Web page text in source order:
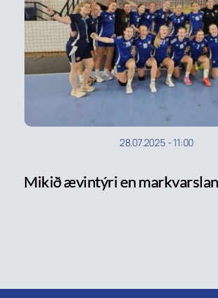
28.07.2025-11:00
Mikið ævintýri en